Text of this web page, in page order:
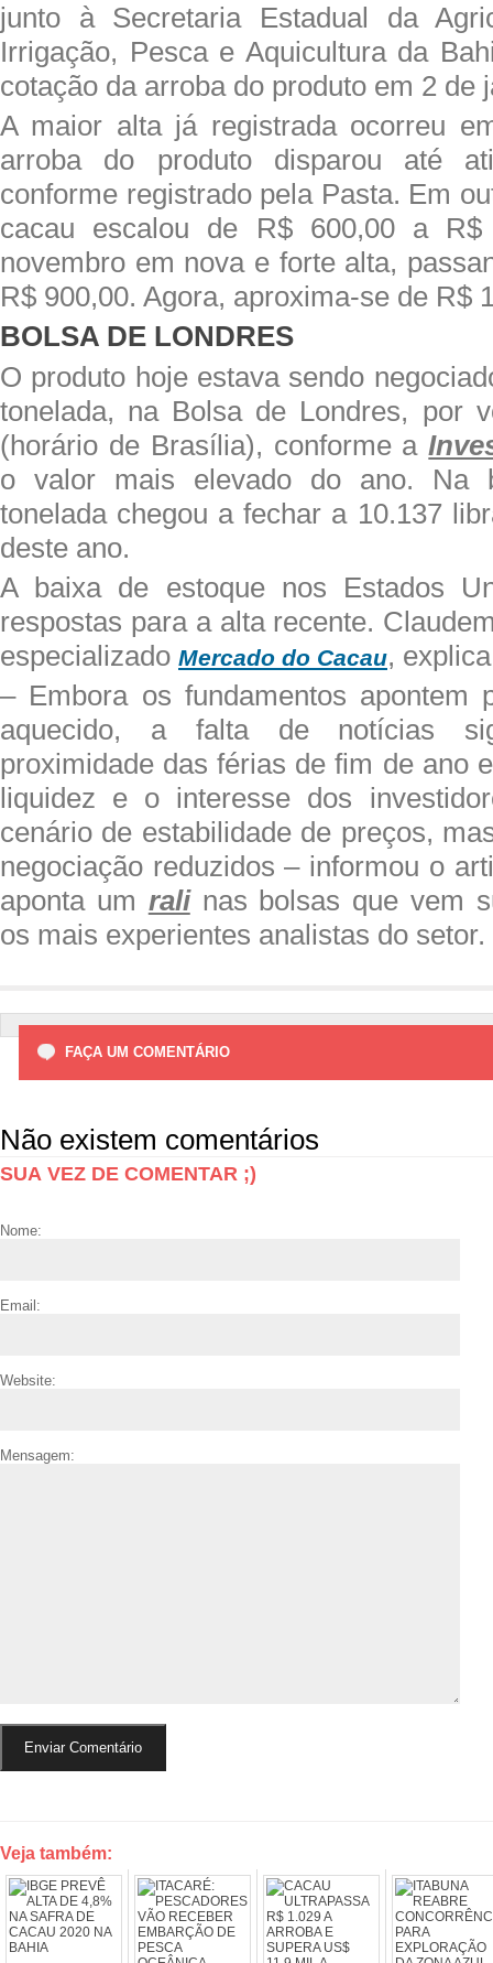
junto à Secretaria Estadual da
Irrigação, Pesca e Aquicultura da
cotação da arroba do produto em 2 de
A maior alta já registrada ocorreu
arroba do produto disparou até
conforme registrado pela Pasta. Em
cacau escalou de R$ 600,00 a
novembro em nova e forte alta,
R$ 900,00. Agora, aproxima-se de R$
BOLSA DE LONDRES
O produto hoje estava sendo
tonelada, na Bolsa de Londres, por
(horário de Brasília), conforme a
o valor mais elevado do ano. Na
tonelada chegou a fechar a 10.137
deste ano.
A baixa de estoque nos Estados
respostas para a alta recente.
especializado Mercado do Cacau,
– Embora os fundamentos apontem
aquecido, a falta de notícias
proximidade das férias de fim de ano
liquidez e o interesse dos
cenário de estabilidade de preços,
negociação reduzidos – informou o
aponta um ralinas bolsas que vem
os mais experientes analistas do setor.
FAÇA UM COMENTÁRIO
Não existem comentários
SUA VEZ DE COMENTAR ;)
Nome:
Email:
Website:
Mensagem:
Veja também: